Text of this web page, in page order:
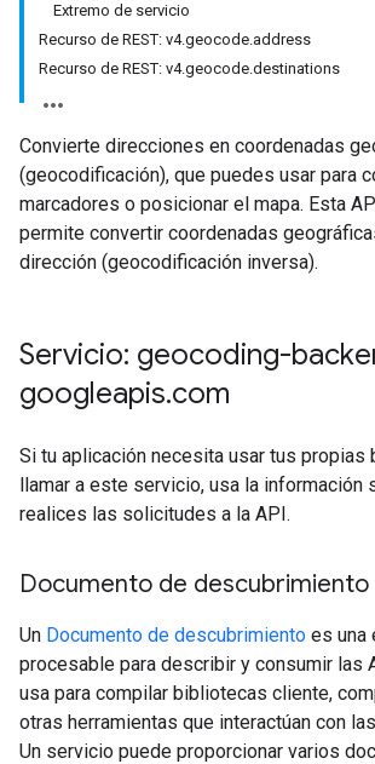
Extremo de servicio
Recurso de REST: v4.geocode.address
Recurso de REST: v4.geocode.destinations
Convierte direcciones en coordenadas
(geocodificación), que puedes usar para
marcadores o posicionar el mapa. Esta
permite convertir coordenadas
dirección (geocodificación inversa).
Servicio: geocoding-
googleapis.com
Si tu aplicación necesita usar tus propias
llamar a este servicio, usa la información
realices las solicitudes a la API.
Documento de descubrimiento
Un Documento de descubrimiento es una
procesable para describir y consumir las
usa para compilar bibliotecas cliente,
otras herramientas que interactúan con
Un servicio puede proporcionar varios